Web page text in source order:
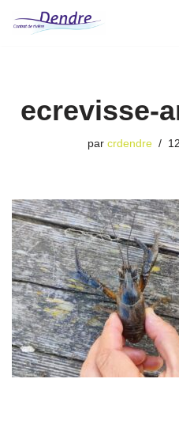
ecrevisse-
par crdendre